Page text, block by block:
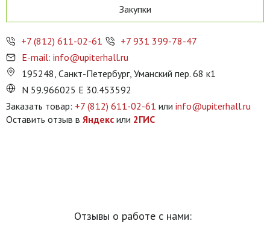
Закупки
+7 (812) 611-02-61
+7 931 399-78-47
E-mail: info@upiterhall.ru
195248, Санкт-Петербург, Уманский пер. 68 к1
N 59.966025 E 30.453592
Заказать товар: +7 (812) 611-02-61 или info@upiterhall.ru
Оставить отзыв в Яндекс или 2ГИС
Отзывы о работе с нами: